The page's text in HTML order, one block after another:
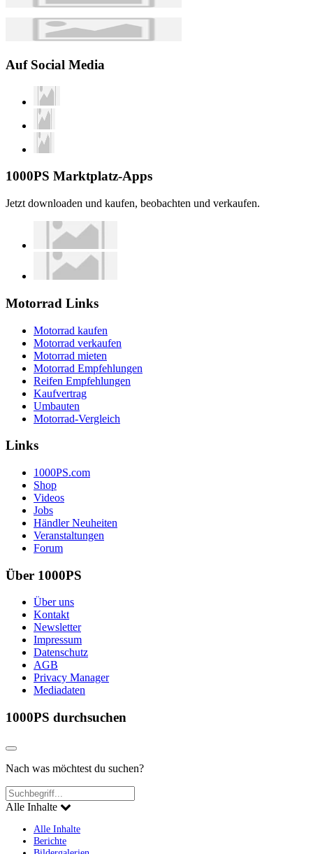
Auf Social Media
1000PS Marktplatz-Apps
Jetzt downloaden und kaufen, beobachten und verkaufen.
Motorrad Links
Motorrad kaufen
Motorrad verkaufen
Motorrad mieten
Motorrad Empfehlungen
Reifen Empfehlungen
Kaufvertrag
Umbauten
Motorrad-Vergleich
Links
1000PS.com
Shop
Videos
Jobs
Händler Neuheiten
Veranstaltungen
Forum
Über 1000PS
Über uns
Kontakt
Newsletter
Impressum
Datenschutz
AGB
Privacy Manager
Mediadaten
1000PS durchsuchen
Nach was möchtest du suchen?
Alle Inhalte
Alle Inhalte
Berichte